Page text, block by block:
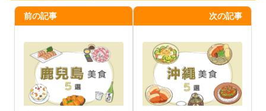
前の記事 次の記事